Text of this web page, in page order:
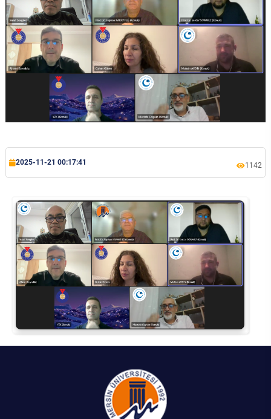
2025-11-21 00:17:41 1142
İş Sağlığı ve Güvenliği Uygulama ve Araştırma Merkezi
Kadın Sorunları Uygulama ve Araştırma Merkezi
Kalibrasyon Uygulama ve Araştırma Merkezi
Kariyer Merkezi
Nükleer Bilimler Uygulama ve Araştırma Merkezi
Ölçme ve Değerlendirme Uygulama ve Araştırma Merkezi
Özel Yetenekliler Eğitimi Uygulama ve Araştırma Merkezi
Rehberlik ve Psikolojik Danışmanlık Uygulama ve Araştırma Merkezi
Restorasyon ve Koruma Merkezi
Sürdürülebilir Çevre Uygulama ve Araştırma Merkezi